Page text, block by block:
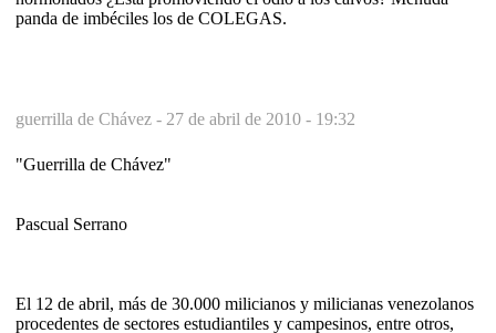
panda de imbéciles los de COLEGAS.
guerrilla de Chávez - 27 de abril de 2010 - 19:32
"Guerrilla de Chávez"
Pascual Serrano
El 12 de abril, más de 30.000 milicianos y milicianas venezolanos
procedentes de sectores estudiantiles y campesinos, entre otros,